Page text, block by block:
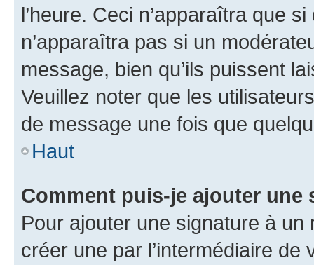
l’heure. Ceci n’apparaîtra que
n’apparaîtra pas si un
message, bien qu’ils puissent
Veuillez noter que les
de message une fois que
Haut
Comment puis-je ajouter une
Pour ajouter une signature à un
créer une par l’intermédiaire